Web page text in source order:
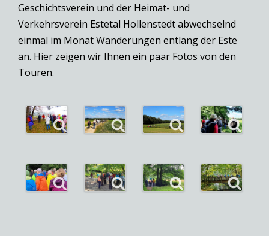
Geschichtsverein und der Heimat- und
Verkehrsverein Estetal Hollenstedt abwechselnd
einmal im Monat Wanderungen entlang der Este
an. Hier zeigen wir Ihnen ein paar Fotos von den
Touren.